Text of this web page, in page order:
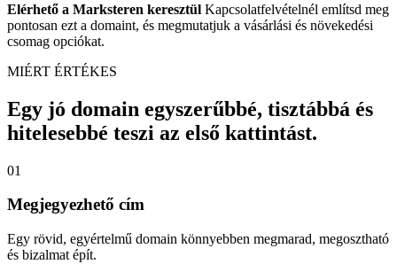
Elérhető a Marksteren keresztül Kapcsolatfelvételnél említsd meg
pontosan ezt a domaint, és megmutatjuk a vásárlási és növekedési
csomag opciókat.
MIÉRT ÉRTÉKES
Egy jó domain egyszerűbbé, tisztábbá és
hitelesebbé teszi az első kattintást.
01
Megjegyezhető cím
Egy rövid, egyértelmű domain könnyebben megmarad, megosztható
és bizalmat épít.